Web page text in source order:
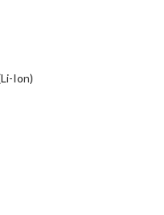
Ion)